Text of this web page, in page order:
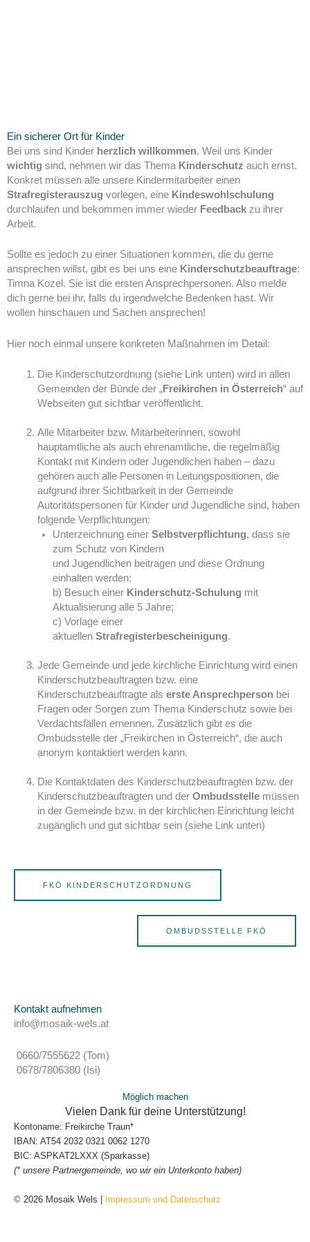
Ein sicherer Ort für Kinder
Bei uns sind Kinder herzlich willkommen. Weil uns Kinder
wichtig sind, nehmen wir das Thema Kinderschutz auch ernst.
Konkret müssen alle unsere Kindermitarbeiter einen
Strafregisterauszug vorlegen, eine Kindeswohlschulung
durchlaufen und bekommen immer wieder Feedback zu ihrer
Arbeit.
Sollte es jedoch zu einer Situationen kommen, die du gerne
ansprechen willst, gibt es bei uns eine Kinderschutzbeauftrage:
Timna Kozel. Sie ist die ersten Ansprechpersonen. Also melde
dich gerne bei ihr, falls du irgendwelche Bedenken hast. Wir
wollen hinschauen und Sachen ansprechen!
Hier noch einmal unsere konkreten Maßnahmen im Detail:
Die Kinderschutzordnung (siehe Link unten) wird in allen
Gemeinden der Bünde der „Freikirchen in Österreich“ auf
Webseiten gut sichtbar veröffentlicht.
Alle Mitarbeiter bzw. Mitarbeiterinnen, sowohl
hauptamtliche als auch ehrenamtliche, die regelmäßig
Kontakt mit Kindern oder Jugendlichen haben – dazu
gehören auch alle Personen in Leitungspositionen, die
aufgrund ihrer Sichtbarkeit in der Gemeinde
Autoritätspersonen für Kinder und Jugendliche sind, haben
folgende Verpflichtungen:
Unterzeichnung einer Selbstverpflichtung, dass sie
zum Schutz von Kindern
und Jugendlichen beitragen und diese Ordnung
einhalten werden;
b) Besuch einer Kinderschutz-Schulung mit
Aktualisierung alle 5 Jahre;
c) Vorlage einer
aktuellen Strafregisterbescheinigung.
Jede Gemeinde und jede kirchliche Einrichtung wird einen
Kinderschutzbeauftragten bzw. eine
Kinderschutzbeauftragte als erste Ansprechperson bei
Fragen oder Sorgen zum Thema Kinderschutz sowie bei
Verdachtsfällen ernennen. Zusätzlich gibt es die
Ombudsstelle der „Freikirchen in Österreich“, die auch
anonym kontaktiert werden kann.
Die Kontaktdaten des Kinderschutzbeauftragten bzw. der
Kinderschutzbeauftragten und der Ombudsstellemüssen
in der Gemeinde bzw. in der kirchlichen Einrichtung leicht
zugänglich und gut sichtbar sein (siehe Link unten)
FKÖ KINDERSCHUTZORDNUNG
OMBUDSSTELLE FKÖ
Kontakt aufnehmen
info@mosaik-wels.at
0660/7555622 (Tom)
0678/7806380 (Isi)
Möglich machen
Vielen Dank für deine Unterstützung!
Kontoname: Freikirche Traun*
IBAN: AT54 2032 0321 0062 1270
BIC: ASPKAT2LXXX (Sparkasse)
(* unsere Partnergemeinde, wo wir ein Unterkonto haben)
© 2026 Mosaik Wels | Impressum und Datenschutz